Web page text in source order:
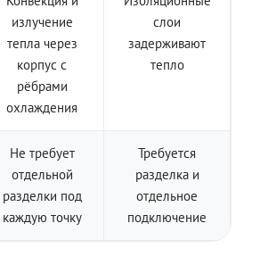
излучение
тепла через
корпус с
рёбрами
охлаждения
слои
задерживают
тепло
Не требует
отдельной
разделки под
каждую точку
Требуется
разделка и
отдельное
подключение